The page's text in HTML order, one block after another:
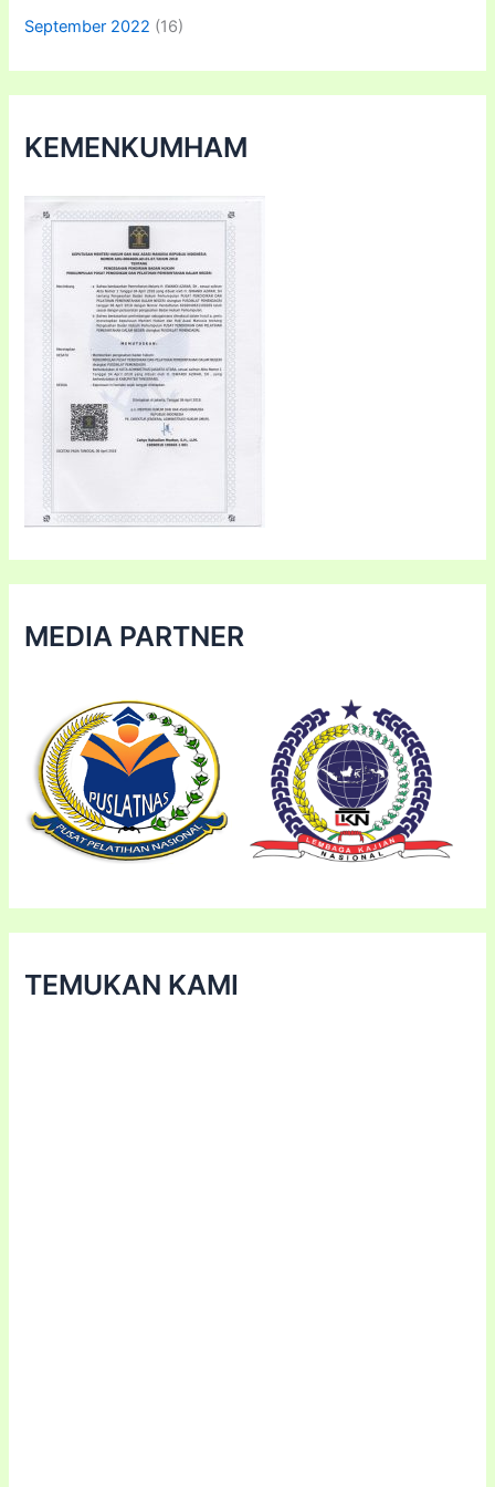
September 2022 (16)
KEMENKUMHAM
MEDIA PARTNER
TEMUKAN KAMI